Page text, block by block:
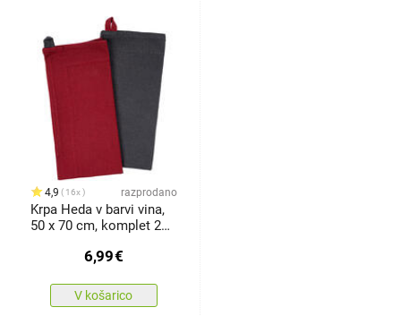
4,9 16x razprodano
Krpa Heda v barvi vina,
50 x 70 cm, komplet 2
6,99€
V košarico